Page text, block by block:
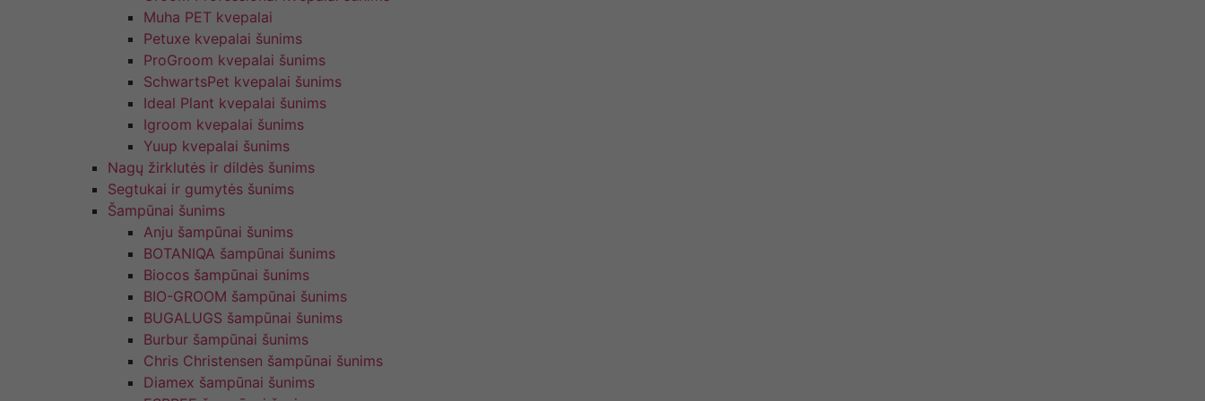
Muha PET kvepalai
Petuxe kvepalai šunims
ProGroom kvepalai šunims
SchwartsPet kvepalai šunims
Ideal Plant kvepalai šunims
Igroom kvepalai šunims
Yuup kvepalai šunims
Nagų žirklutės ir dildės šunims
Segtukai ir gumytės šunims
Šampūnai šunims
Anju šampūnai šunims
BOTANIQA šampūnai šunims
Biocos šampūnai šunims
BIO-GROOM šampūnai šunims
BUGALUGS šampūnai šunims
Burbur šampūnai šunims
Chris Christensen šampūnai šunims
Diamex šampūnai šunims